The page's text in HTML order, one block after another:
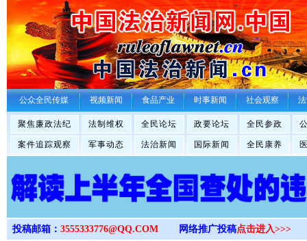
>
公众全民传媒 视频新闻 食品产业 时事新闻 社会观察
聚焦廉政法纪 法制维权 全民论坛 政要论坛 全民参政
案件追踪观察 军事动态 法治新闻 国际新闻 全民康养
投稿邮箱： 3555333776@QQ.COM 网络推广投稿点击进入>>>